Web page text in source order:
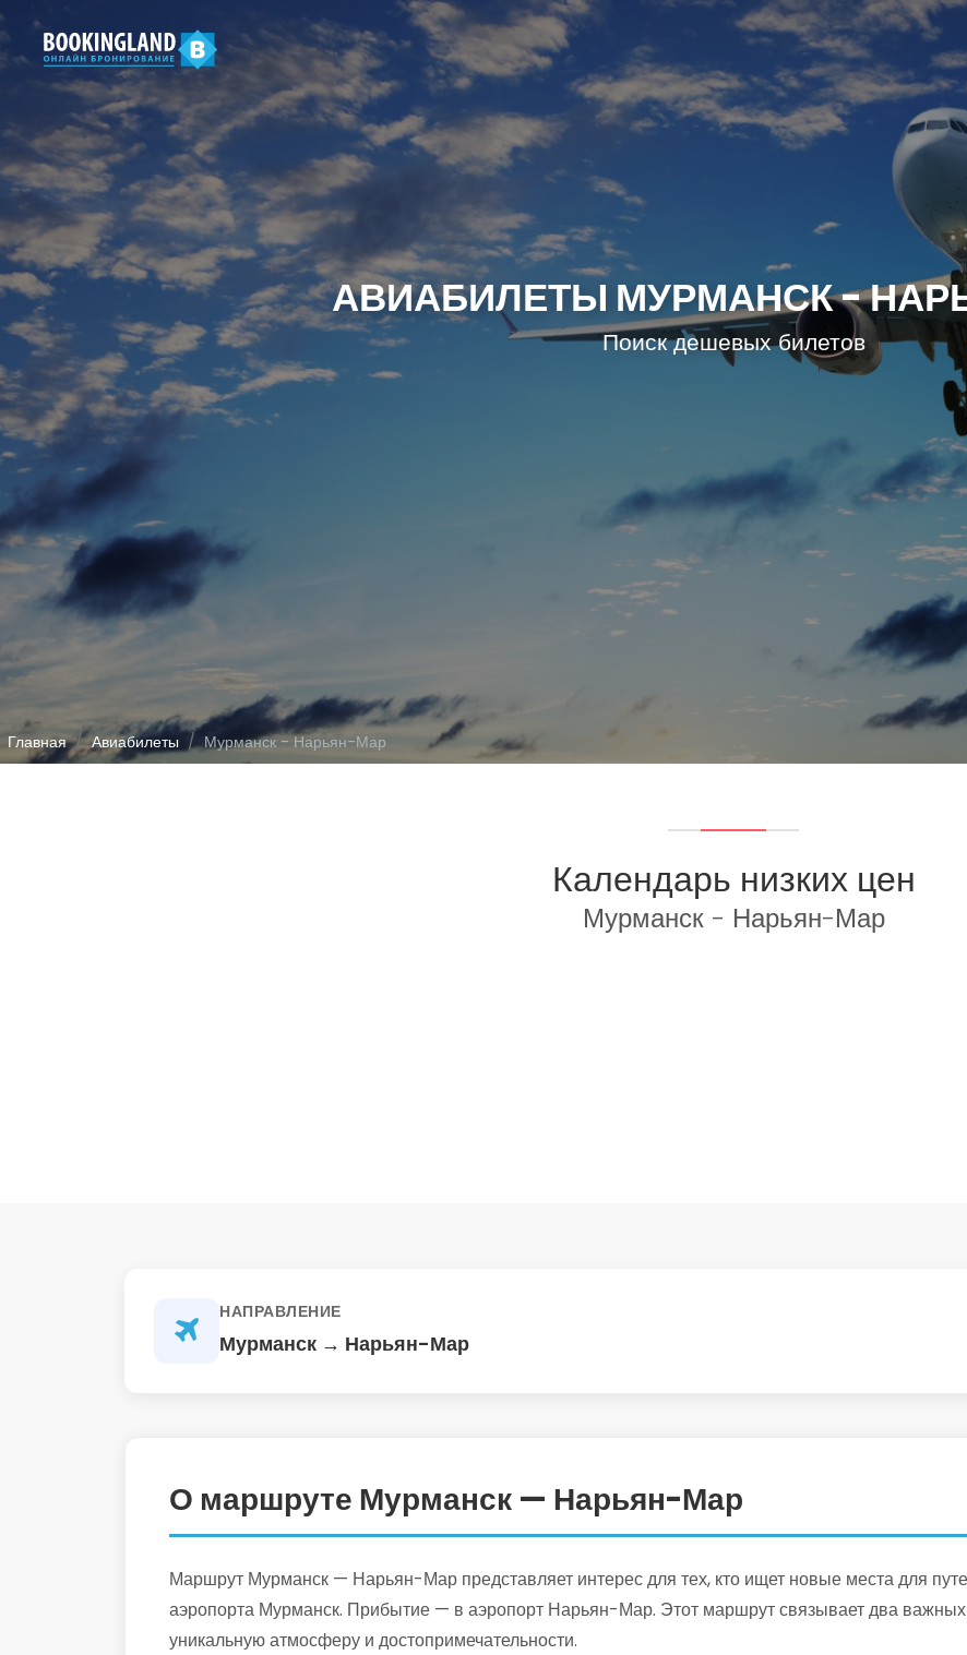
АВИАБИЛЕТЫ МУРМАНСК -
Поиск дешевых билетов
Главная Авиабилеты Мурманск - Нарьян-Мар
Календарь низких цен
Мурманск - Нарьян-Мар
НАПРАВЛЕНИЕ
Мурманск → Нарьян-Мар
О маршруте Мурманск — Нарьян-Мар
Маршрут Мурманск — Нарьян-Мар представляет интерес для тех, кто ищет новые места для
аэропорта Мурманск. Прибытие — в аэропорт Нарьян-Мар. Этот маршрут связывает два
уникальную атмосферу и достопримечательности.